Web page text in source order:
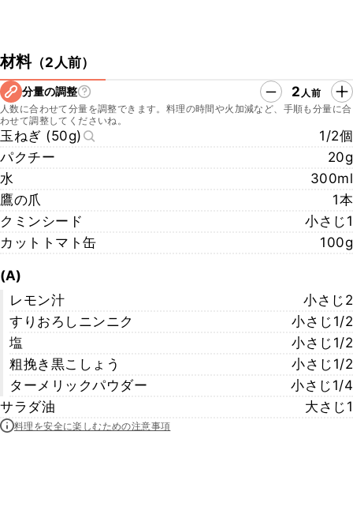
材料（2人前）
分量の調整 2 人前
人数に合わせて分量を調整できます。料理の時間や火加減など、手順も分量に合
わせて調整してくださいね。
玉ねぎ (50g)
1/2個
パクチー
20g
水
300ml
鷹の爪
1本
クミンシード
小さじ1
カットトマト缶
100g
(A)
レモン汁
小さじ2
すりおろしニンニク
小さじ1/2
塩
小さじ1/2
粗挽き黒こしょう
小さじ1/2
ターメリックパウダー
小さじ1/4
サラダ油
大さじ1
料理を安全に楽しむための注意事項